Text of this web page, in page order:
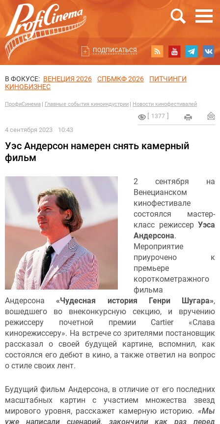
ПОДПИСАТЬСЯ
В ФОКУСЕ: ВЕНЕЦИЯ 2026 СПБМКФ 2026
ПИТЧИНГИ
КИНОБИЗНЕС
ПрофиСинема Главные события киноиндустрии Новости кинофестивалей
1377
4 сентября 2023 10:43
Уэс Андерсон намерен снять камерный
фильм
2 сентября на
Венецианском
кинофестивале
состоялся мастер-
класс режиссер Уэса
Андерсона.
Мероприятие
приурочено к
премьере
короткометражного
фильма
Андерсона«Чудесная история Генри Шугара»,
вошедшего во внеконкурсную секцию, и вручению
режиссеру почетной премии Cartier «Слава
кинорежиссеру». На встрече со зрителями постановщик
рассказал о своей будущей картине, вспомнил, как
состоялся его дебют в кино, а также ответил на вопрос
о стиле своих лент.
Будущий фильм Андерсона, в отличие от его последних
масштабных картин с участием множества звезд
мирового уровня, расскажет камерную историю. «Мы
уже написали сценарий, закончили как раз перед